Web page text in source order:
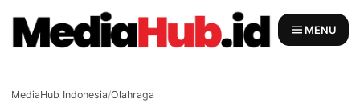
content
MENU
MediaHub Indonesia/Olahraga